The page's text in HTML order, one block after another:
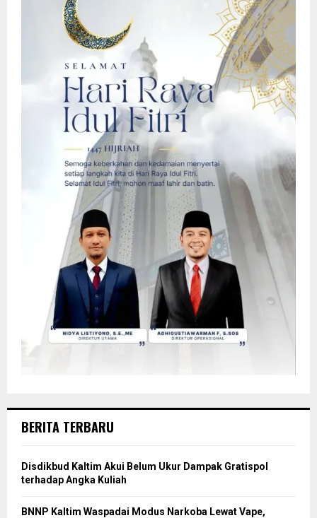
BERITA TERBARU
Disdikbud Kaltim Akui Belum Ukur Dampak Gratispol
terhadap Angka Kuliah
BNNP Kaltim Waspadai Modus Narkoba Lewat Vape,